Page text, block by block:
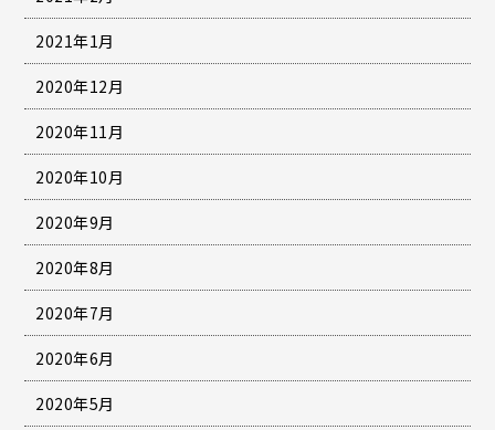
2021年1月
2020年12月
2020年11月
2020年10月
2020年9月
2020年8月
2020年7月
2020年6月
2020年5月